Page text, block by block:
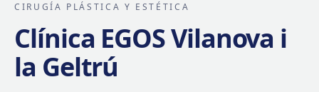
CIRUGÍA PLÁSTICA Y ESTÉTICA
Clínica EGOSVilanova i
la Geltrú